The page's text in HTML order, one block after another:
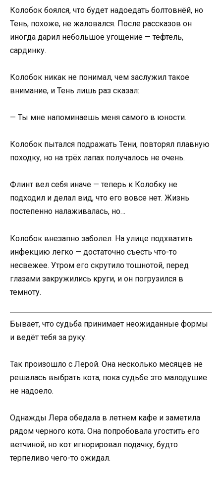
Колобок боялся, что будет надоедать болтовнёй, но
Тень, похоже, не жаловался. После рассказов он
иногда дарил небольшое угощение — тефтель,
сардинку.
Колобок никак не понимал, чем заслужил такое
внимание, и Тень лишь раз сказал:
— Ты мне напоминаешь меня самого в юности.
Колобок пытался подражать Тени, повторял плавную
походку, но на трёх лапах получалось не очень.
Флинт вел себя иначе — теперь к Колобку не
подходил и делал вид, что его вовсе нет. Жизнь
постепенно налаживалась, но…
Колобок внезапно заболел. На улице подхватить
инфекцию легко — достаточно съесть что-то
несвежее. Утром его скрутило тошнотой, перед
глазами закружились круги, и он погрузился в
темноту.
Бывает, что судьба принимает неожиданные формы
и ведёт тебя за руку.
Так произошло с Лерой. Она несколько месяцев не
решалась выбрать кота, пока судьбе это малодушие
не надоело.
Однажды Лера обедала в летнем кафе и заметила
рядом черного кота. Она попробовала угостить его
ветчиной, но кот игнорировал подачку, будто
терпеливо чего-то ожидал.